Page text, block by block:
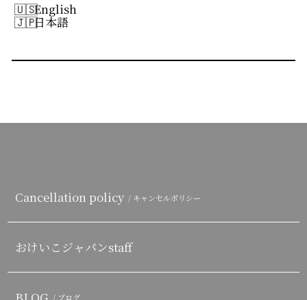
English
日本語
Cancellation policy / キャンセルポリシー
おけいこジャパンstaff
/ ブログ